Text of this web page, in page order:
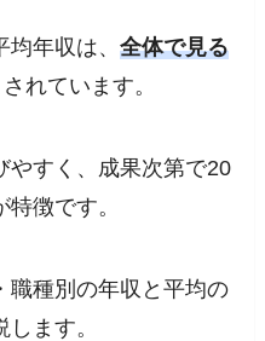
均年収は、全体で見る
されています。
やすく、成果次第で20
徴です。
職種別の年収と平均の
ます。